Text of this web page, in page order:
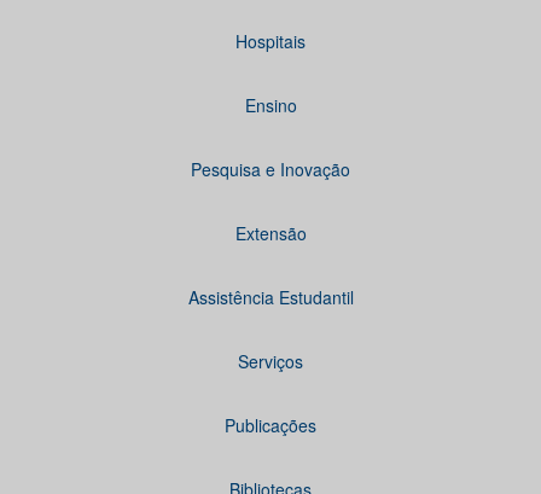
Hospitais
Ensino
Pesquisa e Inovação
Extensão
Assistência Estudantil
Serviços
Publicações
Bibliotecas